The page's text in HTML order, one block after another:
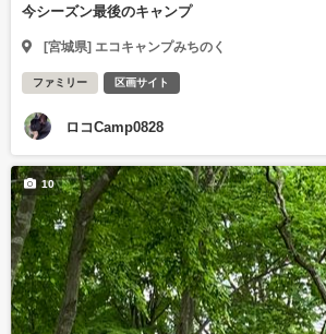
今シーズン最後のキャンプ
[宮城県] エコキャンプみちのく
ファミリー 区画サイト
ロコCamp0828
10